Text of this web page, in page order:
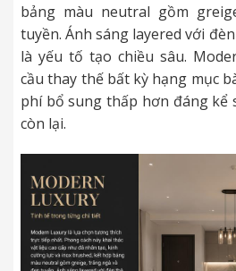
bảng màu neutral gồm
tuyền. Ánh sáng layered với
là yếu tố tạo chiều sâu.
cầu thay thế bất kỳ hạng mục
phí bổ sung thấp hơn đáng kể
còn lại.